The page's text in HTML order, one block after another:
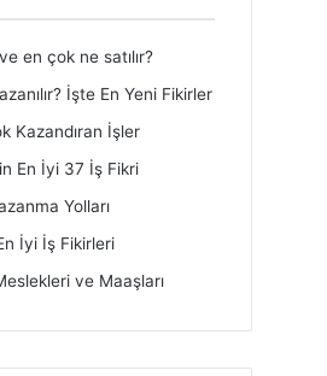
en çok ne satılır?
İşte En Yeni Fikirler
Kazandıran İşler
En İyi 37 İş Fikri
Yolları
İyi İş Fikirleri
ve Maaşları